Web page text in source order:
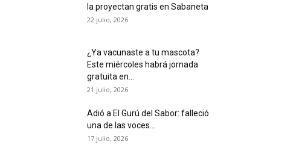
la proyectan gratis en Sabaneta
22 julio, 2026
¿Ya vacunaste a tu mascota?
Este miércoles habrá jornada
gratuita en...
21 julio, 2026
Adió a El Gurú del Sabor: falleció
una de las voces...
17 julio, 2026